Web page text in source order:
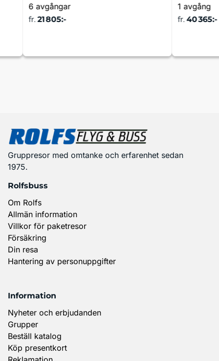
6 avgångar
fr. 21 805:-
1 avgång
fr. 40 365:-
Gruppresor med omtanke och erfarenhet sedan
1975.
Rolfsbuss
Om Rolfs
Allmän information
Villkor för paketresor
Försäkring
Din resa
Hantering av personuppgifter
Information
Nyheter och erbjudanden
Grupper
Beställ katalog
Köp presentkort